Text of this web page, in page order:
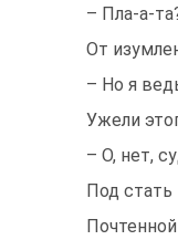
– Пла-а-
От
– Но я
Ужели
– О, нет,
Под стать